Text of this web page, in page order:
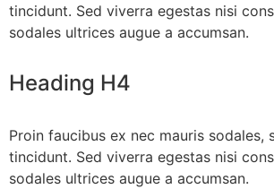
tincidunt. Sed viverra egestas nisi
sodales ultrices augue a accumsan.
Heading H4
Proin faucibus ex nec mauris sodales,
tincidunt. Sed viverra egestas nisi
sodales ultrices augue a accumsan.